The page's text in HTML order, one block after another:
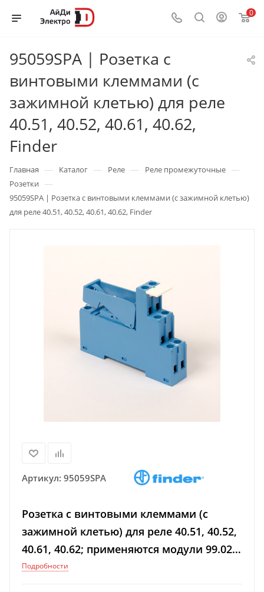
0
95059SPA | Розетка с
винтовыми клеммами (с
зажимной клетью) для реле
40.51, 40.52, 40.61, 40.62,
Finder
Главная — Каталог — Реле — Реле промежуточные —
Розетки —
95059SPA | Розетка с винтовыми клеммами (с зажимной клетью)
для реле 40.51, 40.52, 40.61, 40.62, Finder
Артикул: 95059SPA
Розетка с винтовыми клеммами (с
зажимной клетью) для реле 40.51, 40.52,
40.61, 40.62; применяются модули 99.02,
86.30; в комплекте пластиковая клипса
Подробности